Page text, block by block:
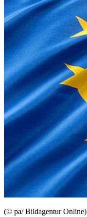
(© pa/ Bildagentur Online)